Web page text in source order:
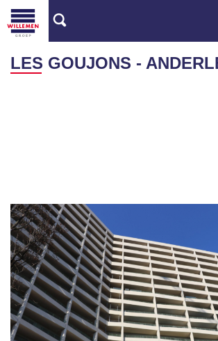
LES GOUJONS -